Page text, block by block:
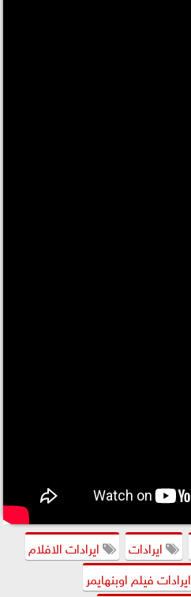
ايرادات
ايرادات الافلام
ايرادات فيلم اوبنهايمر